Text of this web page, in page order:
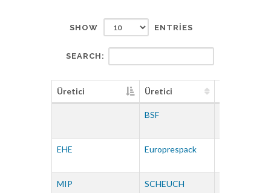
SHOW ENTRIES
SEARCH:
Üretici Üretici
BSF
EHE Europrespack
MIP SCHEUCH